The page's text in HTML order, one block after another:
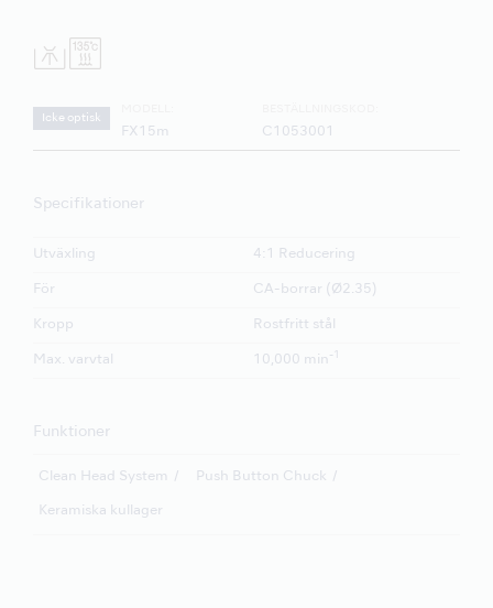
Icke optisk
FX15m C1053001
Specifikationer
Utväxling 4:1 Reducering
För CA-borrar (Ø2.35)
Kropp Rostfritt stål
Max. varvtal 10,000 min -1
Funktioner
Clean Head System Push Button Chuck
Keramiska kullager